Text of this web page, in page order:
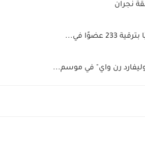
نجران
عضوًا في...
رن واي" في موسم...